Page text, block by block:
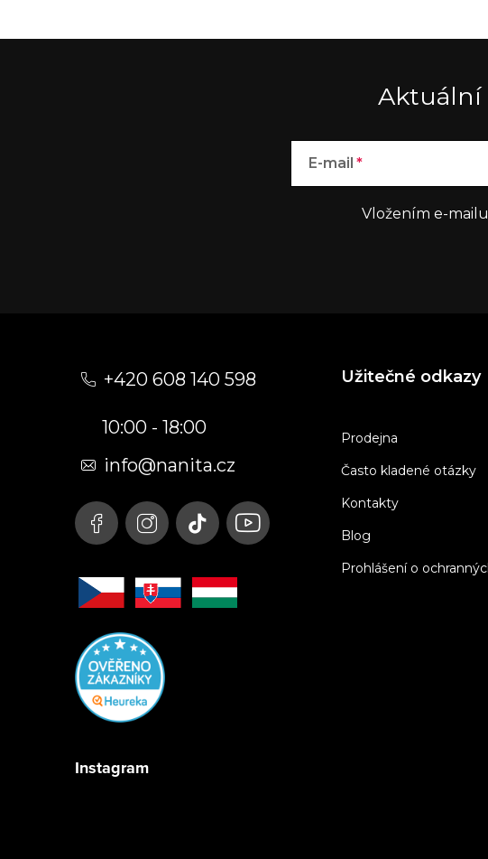
Aktuální
E-mail
Vložením e-
+420 608 140 598
10:00 - 18:00
info@nanita.cz
Užitečné odkazy
Prodejna
Často kladené otázky
Kontakty
Blog
Prohlášení o
Instagram